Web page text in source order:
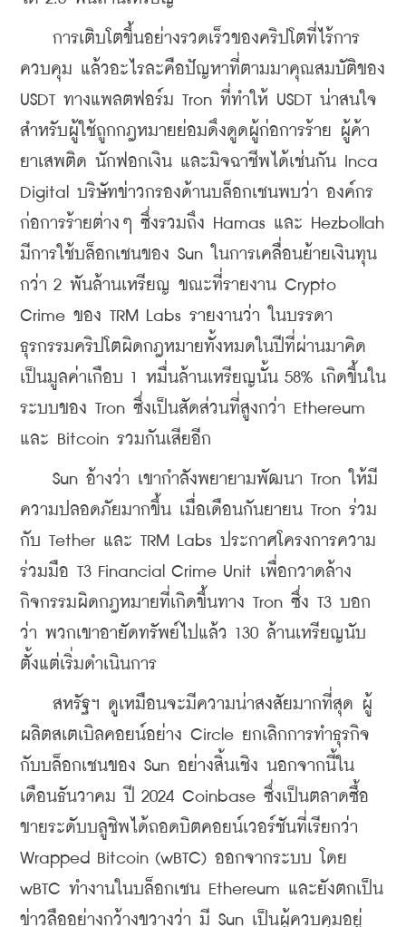
การเติบโตขึ้นอย่างรวดเร็วของคริปโตที่ไร้การ
ควบคุม แล้วอะไรละคือปัญหาที่ตามมาคุณสมบัติของ
USDT ทางแพลตฟอร์ม Tron ที่ทำให้ USDT น่าสนใจ
สำหรับผู้ใช้ถูกกฎหมายย่อมดึงดูดผู้ก่อการร้าย ผู้ค้า
ยาเสพติด นักฟอกเงิน และมิจฉาชีพได้เช่นกัน Inca
Digital บริษัทข่าวกรองด้านบล็อกเชนพบว่า องค์กร
ก่อการร้ายต่างๆ ซึ่งรวมถึง Hamas และ Hezbollah
มีการใช้บล็อกเชนของ Sun ในการเคลื่อนย้ายเงินทุน
กว่า 2 พันล้านเหรียญ ขณะที่รายงาน Crypto
Crime ของ TRM Labs รายงานว่า ในบรรดา
ธุรกรรมคริปโตผิดกฎหมายทั้งหมดในปีที่ผ่านมาคิด
เป็นมูลค่าเกือบ 1 หมื่นล้านเหรียญนั้น 58% เกิดขึ้นใน
ระบบของ Tron ซึ่งเป็นสัดส่วนที่สูงกว่า Ethereum
และ Bitcoin รวมกันเสียอีก
Sun อ้างว่า เขากำลังพยายามพัฒนา Tron ให้มี
ความปลอดภัยมากขึ้น เมื่อเดือนกันยายน Tron ร่วม
กับ Tether และ TRM Labs ประกาศโครงการความ
ร่วมมือ T3 Financial Crime Unit เพื่อกวาดล้าง
กิจกรรมผิดกฎหมายที่เกิดขึ้นทาง Tron ซึ่ง T3 บอก
ว่า พวกเขาอายัดทรัพย์ไปแล้ว 130 ล้านเหรียญนับ
ตั้งแต่เริ่มดำเนินการ
สหรัฐฯ ดูเหมือนจะมีความน่าสงสัยมากที่สุด ผู้
ผลิตสเตเบิลคอยน์อย่าง Circle ยกเลิกการทำธุรกิจ
กับบล็อกเชนของ Sun อย่างสิ้นเชิง นอกจากนี้ใน
เดือนธันวาคม ปี 2024 Coinbase ซึ่งเป็นตลาดซื้อ
ขายระดับบลูชิพได้ถอดบิตคอยน์เวอร์ชันที่เรียกว่า
Wrapped Bitcoin (wBTC) ออกจากระบบ โดย
wBTC ทำงานในบล็อกเชน Ethereum และยังตกเป็น
ข่าวลืออย่างกว้างขวางว่า มี Sun เป็นผู้ควบคุมอยู่